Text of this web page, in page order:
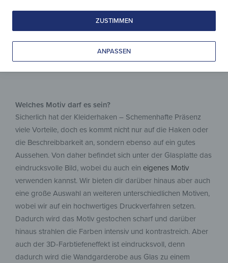
Welches Motiv darf es sein?
Sicherlich hat der Kleiderhaken – Schemenhafte Präsenz
viele Vorteile, doch es kommt nicht nur auf die Haken oder
die Beschreibbarkeit an, sondern ebenso auf ein gutes
Aussehen. Von daher befindet sich unter der Glasplatte das
eindrucksvolle Bild, wobei du auch ein eigenes Motiv
verwenden kannst. Wir bieten dir darüber hinaus aber auch
eine große Auswahl an weiteren unterschiedlichen Motiven,
wobei wir auf ein hochwertiges Druckverfahren setzen.
Dadurch wird das Motiv gestochen scharf und darüber
hinaus strahlen die Farben intensiv und kontrastreich. Aber
auch der 3D-Farbtiefeneffekt ist eindrucksvoll, denn
dadurch wird die Wandgarderobe aus Glas zu einem
ZUSTIMMEN
ANPASSEN